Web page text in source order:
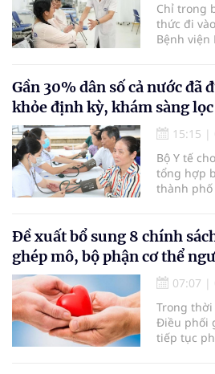
Chỉ trong
thức đi
Bệnh viện
em bé
Gần 30% dân số cả nước đã
khỏe định kỳ, khám sàng
15:15 |
Bộ Y tế
tổng hợp
thành
nhận
30% dân
sức khỏe
Đề xuất bổ sung 8 chính
ghép mô, bộ phận cơ thể
07:07 |
Trong
Điều phối
tiếp tục